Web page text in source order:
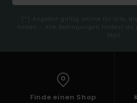
(*) Angebot gültig online für alle,
haben - Alle Bedingungen findest du
Mail
Finde einen Shop